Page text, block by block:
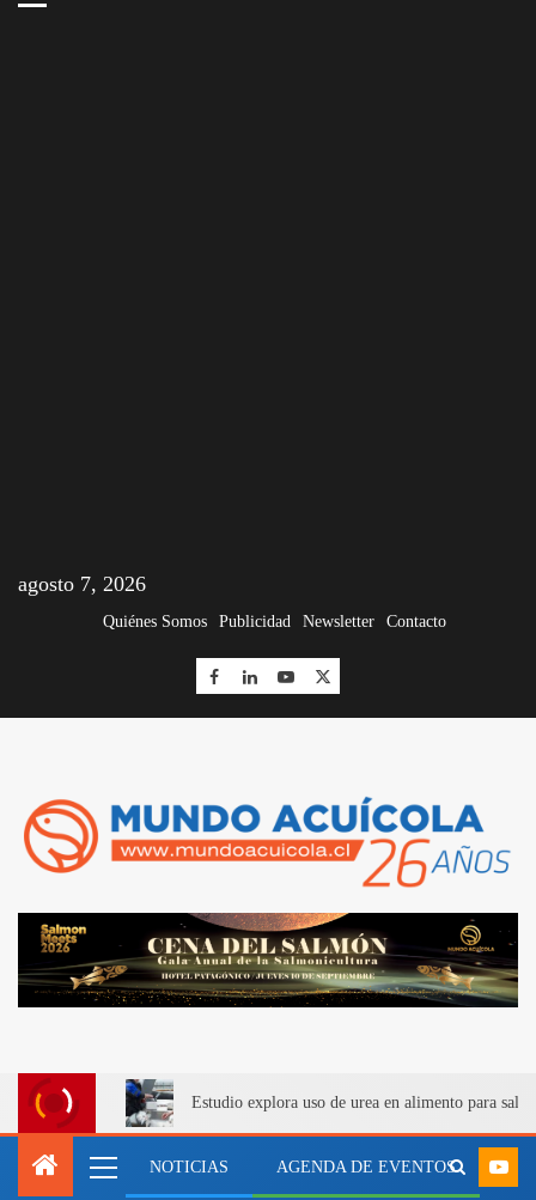
agosto 7, 2026
Quiénes Somos Publicidad Newsletter Contacto
Estudio explora uso de urea en alimento para
NOTICIAS AGENDA DE EVENTOS